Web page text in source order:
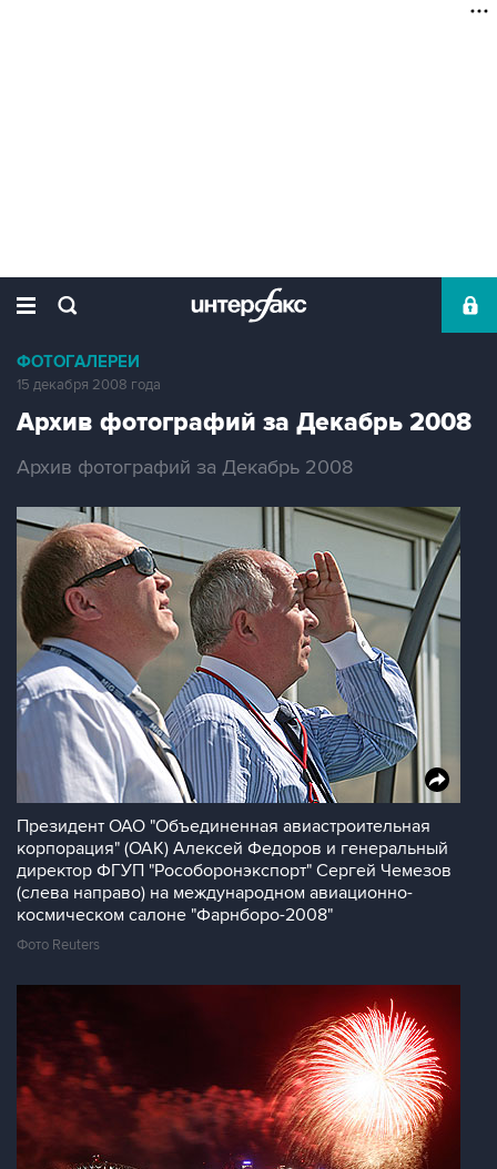
ФОТОГАЛЕРЕИ
15 декабря 2008 года
Архив фотографий за Декабрь 2008
Архив фотографий за Декабрь 2008
Президент ОАО "Объединенная авиастроительная
корпорация" (ОАК) Алексей Федоров и генеральный
директор ФГУП "Рособоронэкспорт" Сергей Чемезов
(слева направо) на международном авиационно-
космическом салоне "Фарнборо-2008"
Фото Reuters